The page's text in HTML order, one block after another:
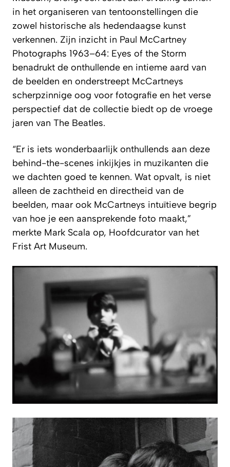
in het organiseren van tentoonstellingen die
zowel historische als hedendaagse kunst
verkennen. Zijn inzicht in Paul McCartney
Photographs 1963–64: Eyes of the Storm
benadrukt de onthullende en intieme aard van
de beelden en onderstreept McCartneys
scherpzinnige oog voor fotografie en het verse
perspectief dat de collectie biedt op de vroege
jaren van The Beatles.
“Er is iets wonderbaarlijk onthullends aan deze
behind-the-scenes inkijkjes in muzikanten die
we dachten goed te kennen. Wat opvalt, is niet
alleen de zachtheid en directheid van de
beelden, maar ook McCartneys intuïtieve begrip
van hoe je een aansprekende foto maakt,”
merkte Mark Scala op, Hoofdcurator van het
Frist Art Museum.